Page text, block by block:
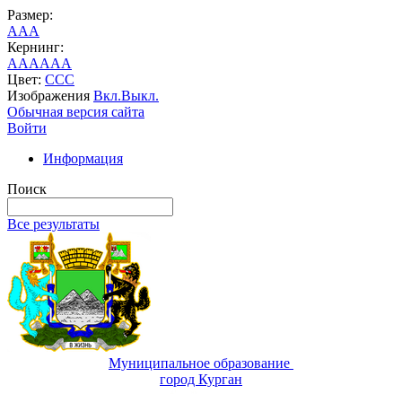
Размер:
AAA
Кернинг:
AAAAAA
Цвет: CCC
Изображения Вкл.Выкл.
Обычная версия сайта
Войти
Информация
Поиск
Все результаты
Муниципальное образование
город Курган